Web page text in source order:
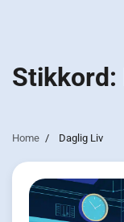
Stikkord:
Home Daglig Liv